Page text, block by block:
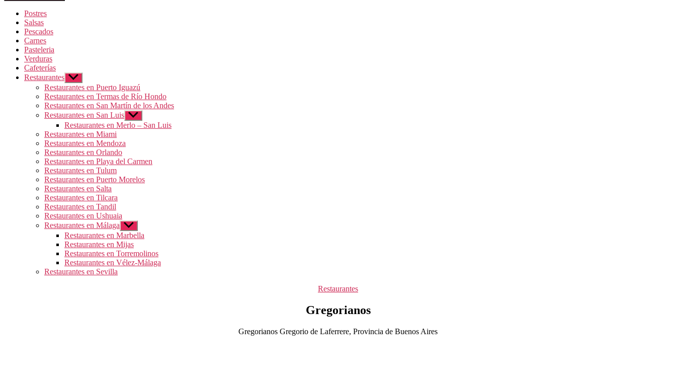
Postres
Salsas
Pescados
Carnes
Pasteleria
Verduras
Cafeterías
Restaurantes Mostrar
el
submenú
Restaurantes en Puerto Iguazú
Restaurantes en Termas de Río Hondo
Restaurantes en San Martín de los Andes
Restaurantes en San Luis Mostrar
el
submenú
Restaurantes en Merlo – San Luis
Restaurantes en Miami
Restaurantes en Mendoza
Restaurantes en Orlando
Restaurantes en Playa del Carmen
Restaurantes en Tulum
Restaurantes en Puerto Morelos
Restaurantes en Salta
Restaurantes en Tilcara
Restaurantes en Tandil
Restaurantes en Ushuaia
Restaurantes en Málaga Mostrar
el
submenú
Restaurantes en Marbella
Restaurantes en Mijas
Restaurantes en Torremolinos
Restaurantes en Vélez-Málaga
Restaurantes en Sevilla
Categorías
Restaurantes
Gregorianos
Gregorianos Gregorio de Laferrere, Provincia de Buenos Aires